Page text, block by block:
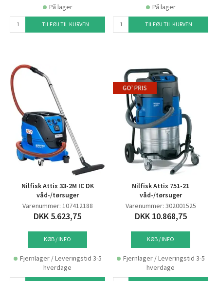
På lager
TILFØJ TIL KURVEN
På lager
TILFØJ TIL KURVEN
Nilfisk Attix 33-2M IC DK
våd-/tørsuger
Varenummer: 107412188
DKK 5.623,75
KØB / INFO
Fjernlager / Leveringstid 3-5
hverdage
Nilfisk Attix 751-21
våd-/tørsuger
Varenummer: 302001525
DKK 10.868,75
KØB / INFO
Fjernlager / Leveringstid 3-5
hverdage